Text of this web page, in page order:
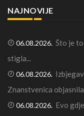
NAJNOVIJE
06.08.2026. Što je
stigla...
06.08.2026.
Znanstvenica
06.08.2026. Evo